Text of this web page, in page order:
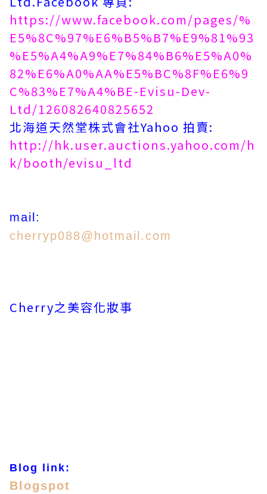
https://www.facebook.com/pages/%
E5%8C%97%E6%B5%B7%E9%81%93
%E5%A4%A9%E7%84%B6%E5%A0%
82%E6%A0%AA%E5%BC%8F%E6%9
C%83%E7%A4%BE-Evisu-Dev-
Ltd/126082640825652
北海道天然堂株式會社Yahoo 拍賣:
http://hk.user.auctions.yahoo.com/h
k/booth/evisu_ltd
mail:
cherryp088@hotmail.com
Cherry之美容化妝事
Blog link:
Blogspot